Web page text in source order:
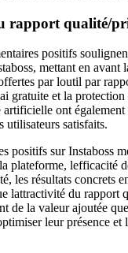
rapport qualité/
positifs
mettant en avant
par loutil par
gratuite et la
ont également
utilisateurs satisfaits.
positifs sur Instaboss
plateforme, lefficacité
les résultats concrets
lattractivité du rapport
de la valeur ajoutée
leur présence et